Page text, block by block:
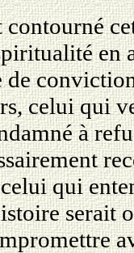
en
celui qui
à
qui
serait